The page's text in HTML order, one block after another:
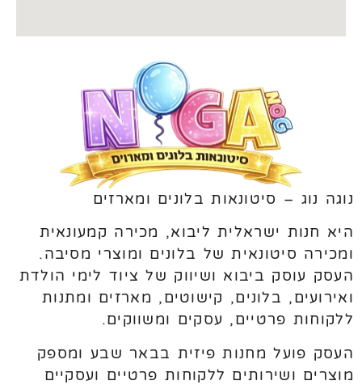
נוגה נוג – סיטונאות בלונים ומארזים
היא חנות ישראלית ליבוא, מכירה קמעונאית
ומכירה סיטונאית של בלונים ומוצרי מסיבה.
העסק עוסק ביבוא ושיווק של ציוד לימי הולדת
ואירועים, בלונים, קישוטים, מארזים ומתנות
ללקוחות פרטיים, עסקים ומשווקים.
העסק פועל מחנות פיזית בבאר שבע ומספק
מוצרים ושירותים ללקוחות פרטיים ועסקיים